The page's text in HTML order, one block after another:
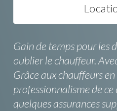
Gain de temps pour les
oublier le chauffeur.
Grâce aux chauffeurs
professionnalisme de
quelques assurances